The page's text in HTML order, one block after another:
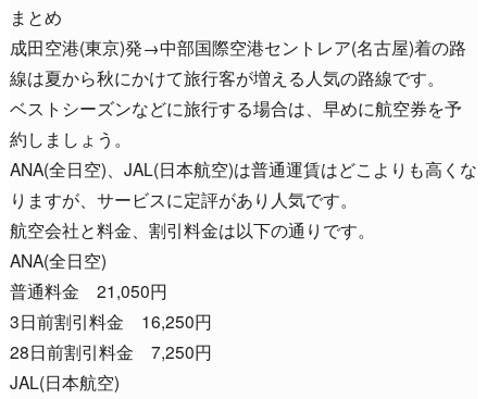
まとめ
成田空港(東京)発→中部国際空港セントレア(名古屋)着の路
線は夏から秋にかけて旅行客が増える人気の路線です。
ベストシーズンなどに旅行する場合は、早めに航空券を予
約しましょう。
ANA(全日空)、JAL(日本航空)は普通運賃はどこよりも高くな
りますが、サービスに定評があり人気です。
航空会社と料金、割引料金は以下の通りです。
ANA(全日空)
普通料金 21,050円
3日前割引料金 16,250円
28日前割引料金 7,250円
JAL(日本航空)